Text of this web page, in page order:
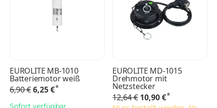
EUROLITE MB-1010
Batteriemotor weiß
6,90 €6,25 €*
Sofort verfügbar
EUROLITE MD-1015
Drehmotor mit
Netzstecker
12,64 € 10,90 €*